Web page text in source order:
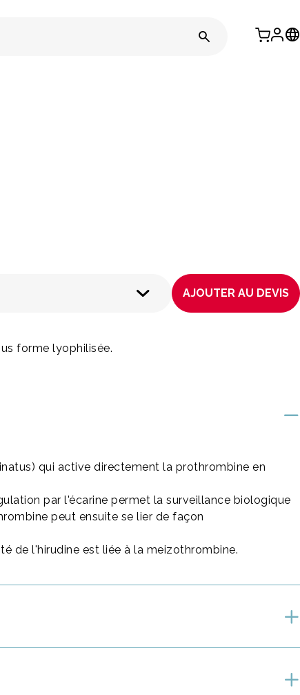
AJOUTER AU DEVIS
forme lyophilisée.
qui active directement la prothrombine en
par l'écarine permet la surveillance biologique
peut ensuite se lier de façon
de l'hirudine est liée à la meizothrombine.